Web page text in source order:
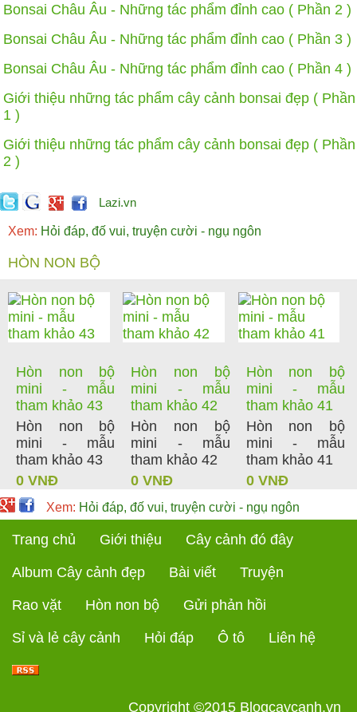
Bonsai Châu Âu - Những tác phẩm đỉnh cao ( Phần 2 )
Bonsai Châu Âu - Những tác phẩm đỉnh cao ( Phần 3 )
Bonsai Châu Âu - Những tác phẩm đỉnh cao ( Phần 4 )
Giới thiệu những tác phẩm cây cảnh bonsai đẹp ( Phần
1 )
Giới thiệu những tác phẩm cây cảnh bonsai đẹp ( Phần
2 )
Lazi.vn
Xem: Hỏi đáp, đố vui, truyện cười - ngụ ngôn
HÒN NON BỘ
Hòn non bộ
mini - mẫu
tham khảo 43
Hòn non bộ
mini - mẫu
tham khảo 43
0 VNĐ
Hòn non bộ
mini - mẫu
tham khảo 42
Hòn non bộ
mini - mẫu
tham khảo 42
0 VNĐ
Hòn non bộ
mini - mẫu
tham khảo 41
Hòn non bộ
mini - mẫu
tham khảo 41
0 VNĐ
Xem: Hỏi đáp, đố vui, truyện cười - ngụ ngôn
Trang chủ Giới thiệu Cây cảnh đó đây
Album Cây cảnh đẹp Bài viết Truyện
Rao vặt Hòn non bộ Gửi phản hồi
Sỉ và lẻ cây cảnh Hỏi đáp Ô tô Liên hệ
Copyright ©2015 Blogcaycanh.vn